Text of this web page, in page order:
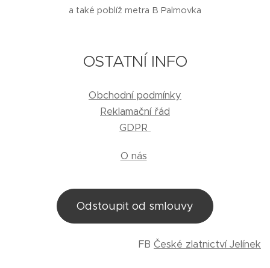
a také poblíž metra B Palmovka
OSTATNÍ INFO
Obchodní podmínky
Reklamační řád
GDPR
O nás
Odstoupit od smlouvy
FB České zlatnictví Jelínek